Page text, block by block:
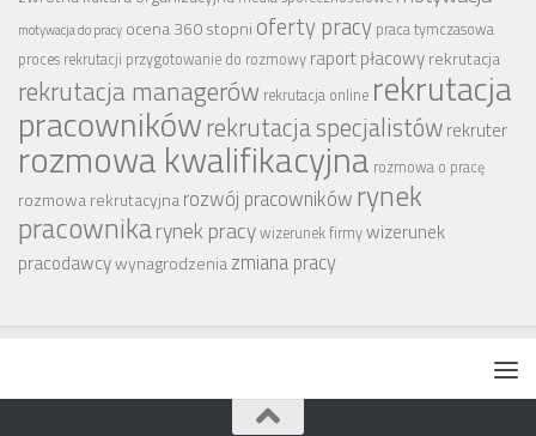
motywacja do pracy ocena 360 stopni oferty pracy praca tymczasowa
proces rekrutacji przygotowanie do rozmowy raport płacowyrekrutacja
rekrutacja managerów rekrutacja online rekrutacja
pracownikówrekrutacja specjalistówrekruter
rozmowa kwalifikacyjna rozmowa o pracę
rozmowa rekrutacyjnarozwój pracowników rynek
pracownikarynek pracywizerunek firmywizerunek
pracodawcywynagrodzeniazmiana pracy